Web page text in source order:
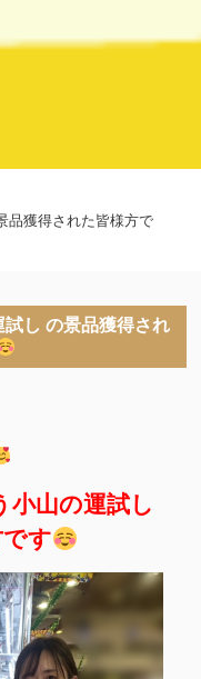
品獲得された皆様方で
し の景品獲得され
小山の運試し
す